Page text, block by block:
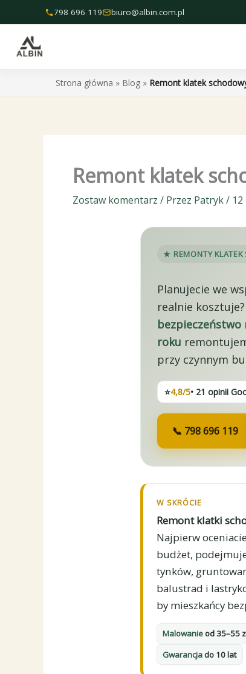
do
treści
798 696 119 biuro@albin.com.pl
Strona główna » Blog » Remont klatek
Remont klatek
Zostaw komentarz / Przez Patryk/
★ REMONTY
Planujecie we
realnie
bezpieczeństwo
roku
przy czynnym
⭐4,8/5• 21 opinii
📞 798 696 119
W SKRÓCIE
Remont klatki
Najpierw
budżet,
tynków,
balustrad i
by mieszkańcy
Malowanieod 35–55
Gwarancjado 10 lat